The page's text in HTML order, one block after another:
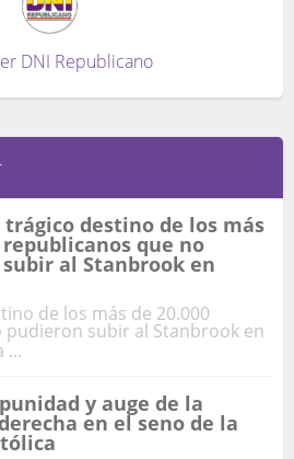
DNI Republicano
destino de los más
republicanos que no
al Stanbrook en
de los más de 20.000
subir al Stanbrook en
...
y auge de la
en el seno de la